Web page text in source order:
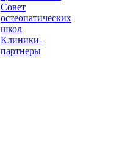
Совет
остеопатических
школ
Клиники-
партнеры